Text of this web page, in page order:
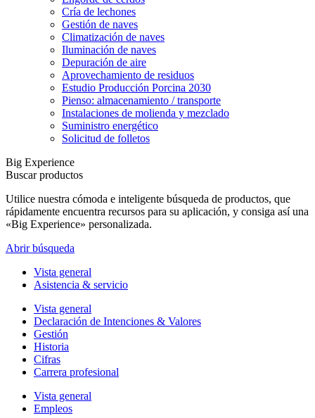
Cría de lechones
Gestión de naves
Climatización de naves
Iluminación de naves
Depuración de aire
Aprovechamiento de residuos
Estudio Producción Porcina 2030
Pienso: almacenamiento / transporte
Instalaciones de molienda y mezclado
Suministro energético
Solicitud de folletos
Big Experience
Buscar productos
Utilice nuestra cómoda e inteligente búsqueda de productos, que
rápidamente encuentra recursos para su aplicación, y consiga así una
«Big Experience» personalizada.
Abrir búsqueda
Vista general
Asistencia & servicio
Vista general
Declaración de Intenciones & Valores
Gestión
Historia
Cifras
Carrera profesional
Vista general
Empleos